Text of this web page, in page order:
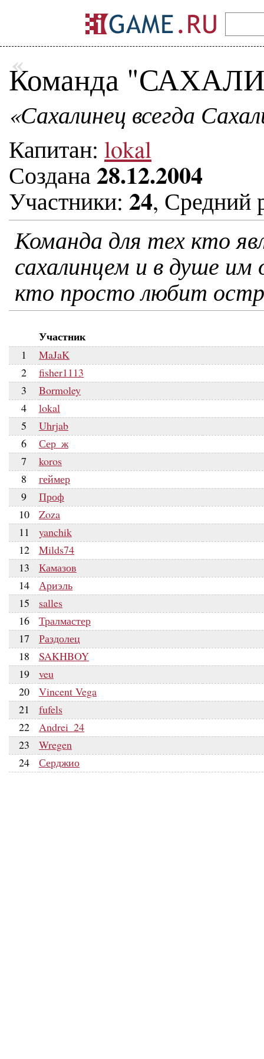
Команда
«Сахалинец всегда
Капитан: lokal
Создана28.12.2004
Участники: 24, Средний
Команда для тех кто
сахалинцем и в душе
кто просто любит
Участник
1
MaJaK
2
fisher1113
3
Bormoley
4
lokal
5
Uhrjab
6
Сер_ж
7
koros
8
геймер
9
Проф
10
Zoza
11
yanchik
12
Milds74
13
Камазов
14
Ариэль
15
salles
16
Тралмастер
17
Раздолец
18
SAKHBOY
19
veu
20
Vincent Vega
21
fufels
22
Andrei_24
23
Wregen
24
Серджио
«